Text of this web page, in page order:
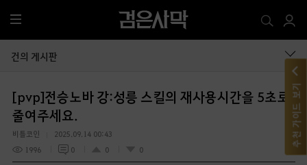
전
체
메
건의 게시판
[pvp]전승노바 강:성릉 스킬의 재사용시간을 5초로
줄여주세요.
비틀코인
2025.09.14 00:43
1996
0 0 0
추천 가이드 보기